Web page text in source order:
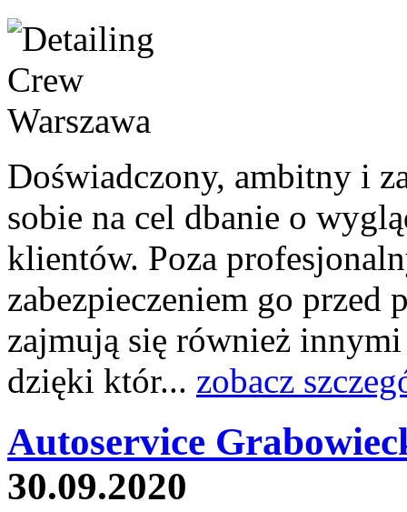
Doświadczony, ambitny i
sobie na cel dbanie o
klientów. Poza
zabezpieczeniem go
zajmują się również
dzięki któr... zobacz
Autoservice
30.09.2020